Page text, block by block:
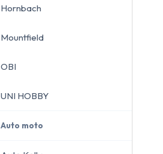
Hornbach
Mountfield
OBI
UNI HOBBY
Auto moto